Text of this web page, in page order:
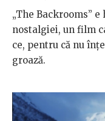
„The Backrooms”
nostalgiei, un film
ce, pentru că nu
groază.